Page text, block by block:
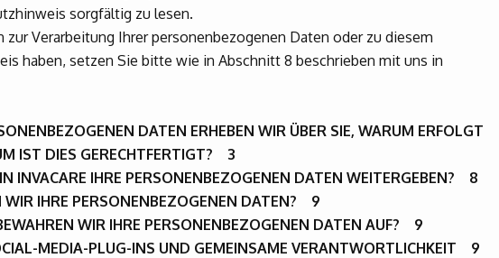
sorgfältig zu lesen.
zur Verarbeitung Ihrer personenbezogenen Daten oder zu diesem
haben, setzen Sie bitte wie in Abschnitt 8 beschrieben mit uns in
DATEN ERHEBEN WIR ÜBER SIE, WARUM ERFOLGT
IST DIES GERECHTFERTIGT? 3
INVACARE IHRE PERSONENBEZOGENEN DATEN WEITERGEBEN? 8
IHRE PERSONENBEZOGENEN DATEN? 9
WIR IHRE PERSONENBEZOGENEN DATEN AUF? 9
MEDIA-PLUG-INS UND GEMEINSAME VERANTWORTLICHKEIT 9